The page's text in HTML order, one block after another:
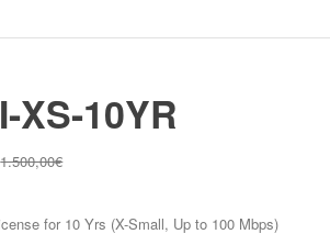
XS-10YR
1.500,00€
for 10 Yrs (X-Small, Up to 100 Mbps)